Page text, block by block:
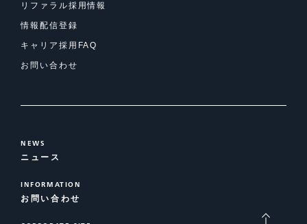
リファラル採用情報
情報配信登録
キャリア採用FAQ
お問い合わせ
NEWS
ニュース
INFORMATION
お問い合わせ